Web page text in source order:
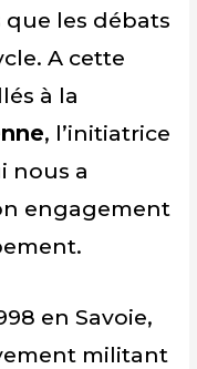
que les débats
A cette
à la
, l’initiatrice
nous a
engagement
en Savoie,
militant